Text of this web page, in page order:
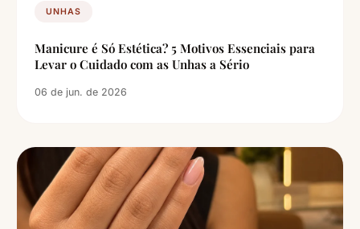
UNHAS
Manicure é Só Estética? 5 Motivos Essenciais para
Levar o Cuidado com as Unhas a Sério
06 de jun. de 2026